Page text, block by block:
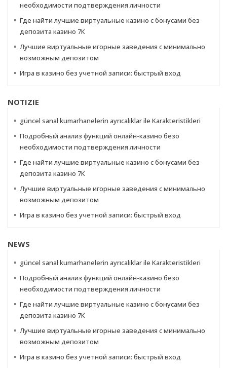
необходимости подтверждения личности
Где найти лучшие виртуальные казино с бонусами без
депозита казино 7К
Лучшие виртуальные игорные заведения с минимально
возможным депозитом
Игра в казино без учетной записи: быстрый вход
NOTIZIE
güncel sanal kumarhanelerin ayrıcalıklar ile Karakteristikleri
Подробный анализ функций онлайн-казино безо
необходимости подтверждения личности
Где найти лучшие виртуальные казино с бонусами без
депозита казино 7К
Лучшие виртуальные игорные заведения с минимально
возможным депозитом
Игра в казино без учетной записи: быстрый вход
NEWS
güncel sanal kumarhanelerin ayrıcalıklar ile Karakteristikleri
Подробный анализ функций онлайн-казино безо
необходимости подтверждения личности
Где найти лучшие виртуальные казино с бонусами без
депозита казино 7К
Лучшие виртуальные игорные заведения с минимально
возможным депозитом
Игра в казино без учетной записи: быстрый вход